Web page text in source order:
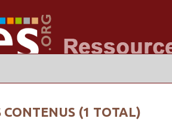
CONTENUS (1 TOTAL)